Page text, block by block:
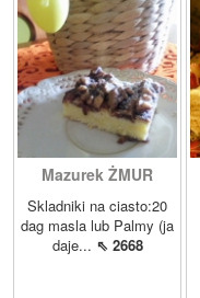
Mazurek ŻMUR
Skladniki na ciasto:20
dag masla lub Palmy (ja
daje... ⇖ 2668